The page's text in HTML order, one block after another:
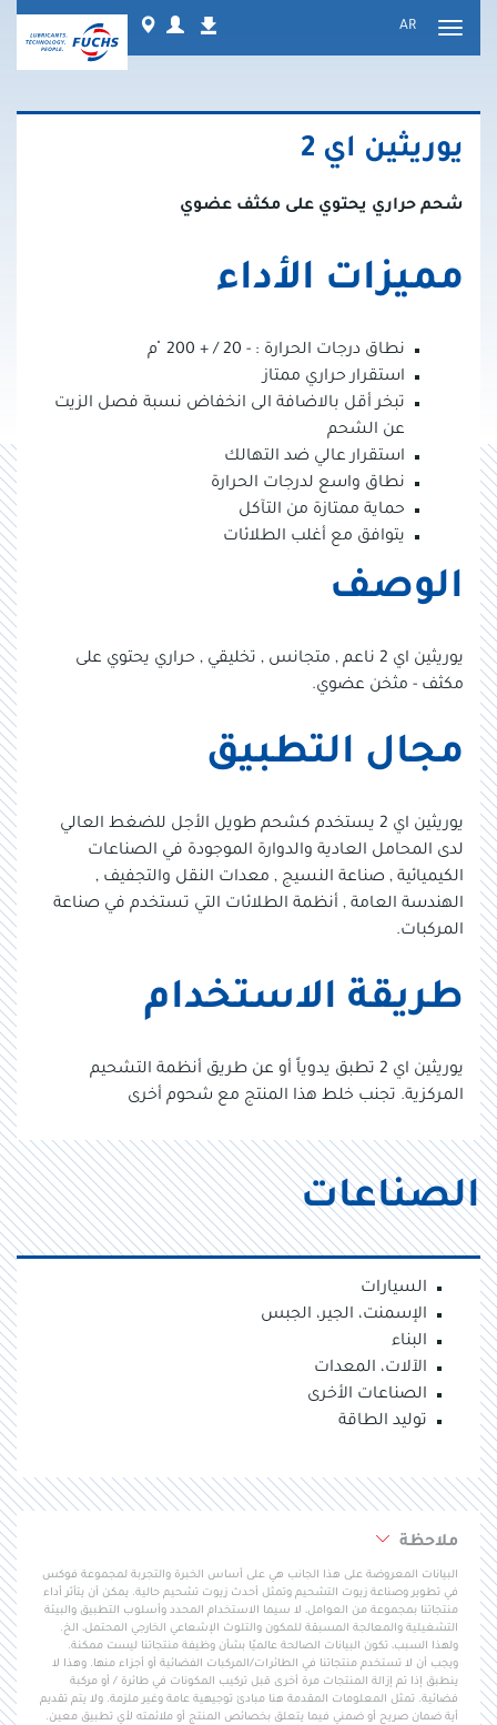
التنزيلات
Login
Worldwide AR
يوريثين اي 2
شحم حراري يحتوي على مكثف عضوي
مميزات الأداء
نطاق درجات الحرارة : - 20 / + 200 ْم
استقرار حراري ممتاز
تبخر أقل بالاضافة الى انخفاض نسبة فصل الزيت
عن الشحم
استقرار عالي ضد التهالك
نطاق واسع لدرجات الحرارة
حماية ممتازة من التآكل
يتوافق مع أغلب الطلائات
الوصف
يوريثين اي 2 ناعم , متجانس , تخليقي , حراري يحتوي على
مكثف - مثخن عضوي.
مجال التطبيق
يوريثين اي 2 يستخدم كشحم طويل الأجل للضغط العالي
لدى المحامل العادية والدوارة الموجودة في الصناعات
الكيميائية , صناعة النسيج , معدات النقل والتجفيف ,
الهندسة العامة , أنظمة الطلائات التي تستخدم في صناعة
المركبات.
طريقة الاستخدام
يوريثين اي 2 تطبق يدوياً أو عن طريق أنظمة التشحيم
المركزية. تجنب خلط هذا المنتج مع شحوم أخرى
الصناعات
السيارات
الإسمنت، الجير، الجبس
البناء
الآلات، المعدات
الصناعات الأخرى
توليد الطاقة
ملاحظة
البيانات المعروضة على هذا الجانب هي على أساس الخبرة والتجربة لمجموعة فوكس
في تطوير وصناعة زيوت التشحيم وتمثل أحدث زيوت تشحيم حالية. يمكن أن يتأثر أداء
منتجاتنا بمجموعة من العوامل، لا سيما الاستخدام المحدد وأسلوب التطبيق والبيئة
التشغيلية والمعالجة المسبقة للمكون والتلوث الإشعاعي الخارجي المحتمل، الخ.
ولهذا السبب، تكون البيانات الصالحة عالميًا بشأن وظيفة منتجاتنا ليست ممكنة.
ويجب أن لا تستخدم منتجاتنا في الطائرات/المركبات الفضائية أو أجزاء منها. وهذا لا
ينطبق إذا تم إزالة المنتجات مرة أخرى قبل تركيب المكونات في طائرة / أو مركبة
فضائية. تمثل المعلومات المقدمة هنا مبادئ توجيهية عامة وغير ملزمة. ولا يتم تقديم
أية ضمان صريح أو ضمني فيما يتعلق بخصائص المنتج أو ملائمته لأي تطبيق معين.